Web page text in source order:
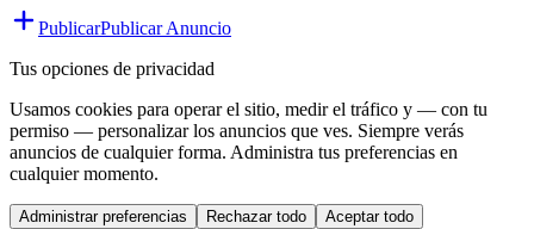
PublicarPublicar Anuncio
Tus opciones de privacidad
Usamos cookies para operar el sitio, medir el tráfico y — con tu
permiso — personalizar los anuncios que ves. Siempre verás
anuncios de cualquier forma. Administra tus preferencias en
cualquier momento.
Administrar preferencias Rechazar todo Aceptar todo